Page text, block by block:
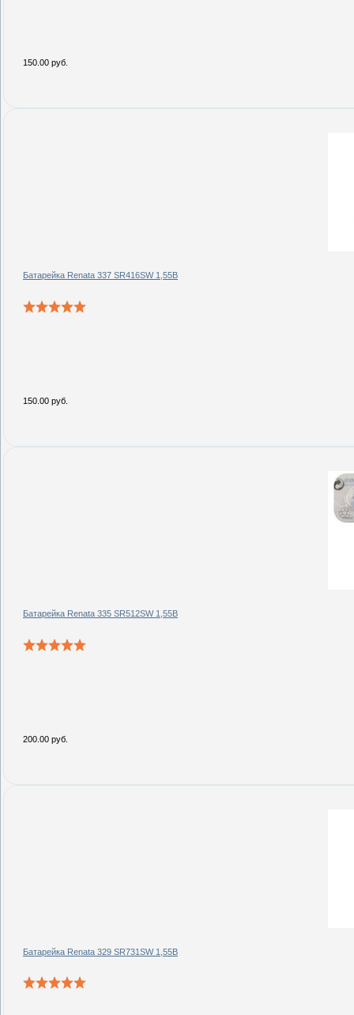
150.00 руб.
Батарейка Renata 337 SR416SW 1,55В
150.00 руб.
Батарейка Renata 335 SR512SW 1,55В
200.00 руб.
Батарейка Renata 329 SR731SW 1,55В